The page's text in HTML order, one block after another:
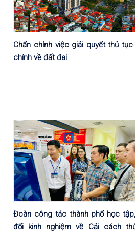
Chấn chỉnh việc giải quyết thủ tục
chính về đất đai
Đoàn công tác thành phố học
đổi kinh nghiệm về Cải cách